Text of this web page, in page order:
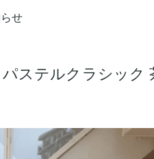
せ
ステルクラシック